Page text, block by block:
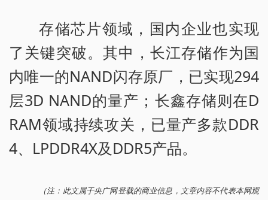
存储芯片领域，国内企业也实现
了关键突破。其中，长江存储作为国
内唯一的NAND闪存原厂，已实现294
层3D NAND的量产；长鑫存储则在D
RAM领域持续攻关，已量产多款DDR
4、LPDDR4X及DDR5产品。
（注：此文属于央广网登载的商业信息，文章内容不代表本网观